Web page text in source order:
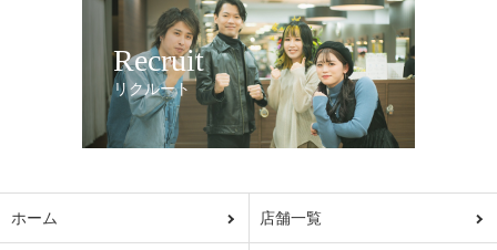
Recruit
リクルート
ホーム 店舗一覧